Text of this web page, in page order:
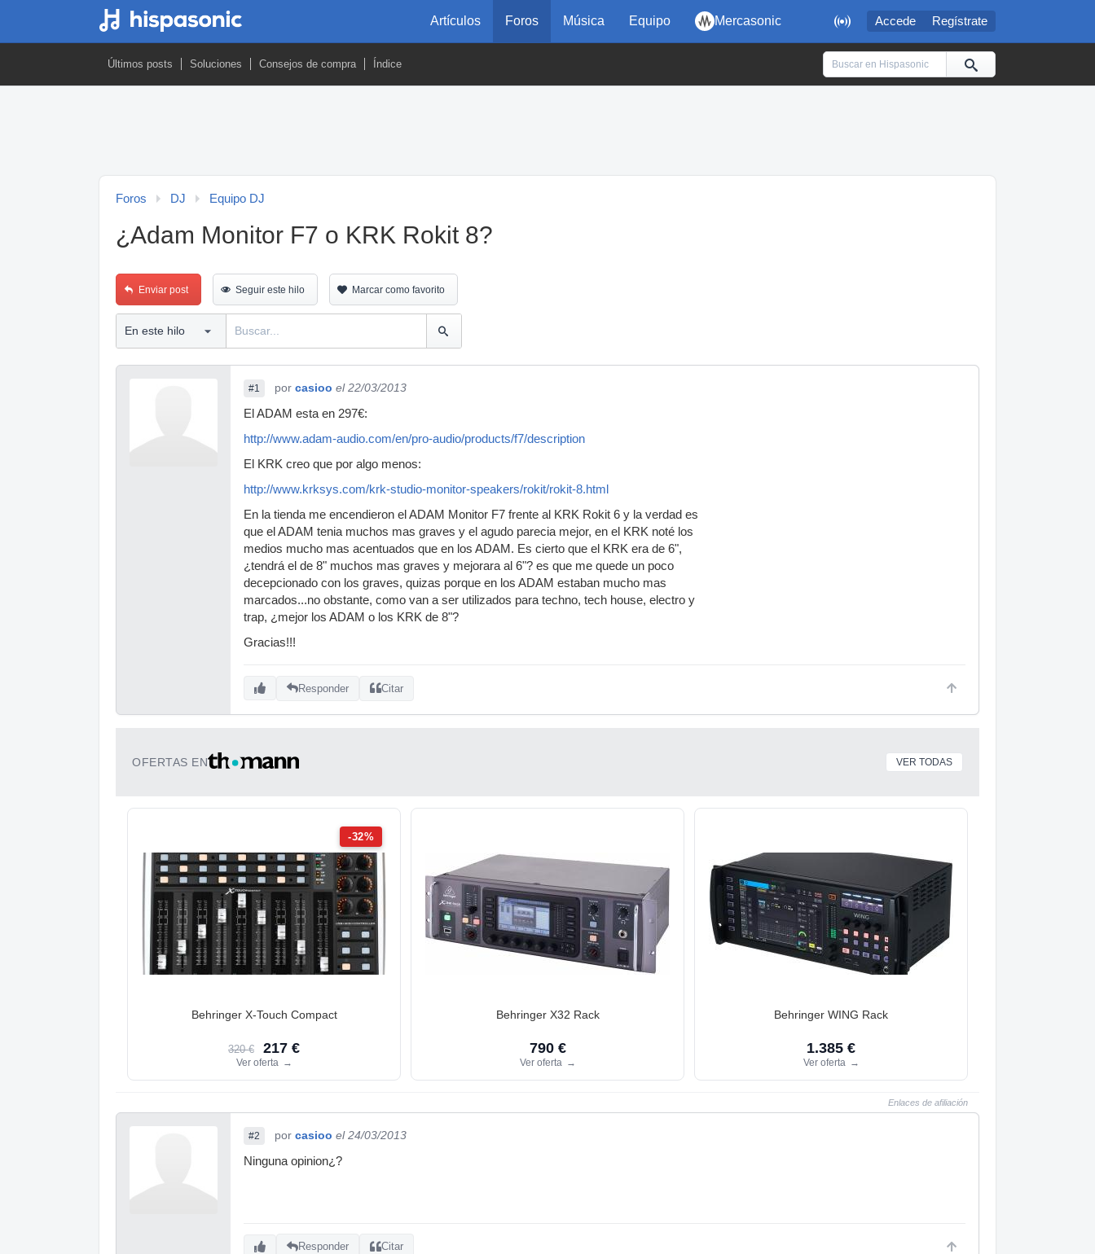
 Accede Regístrate
Artículos Foros Música Equipo Mercasonic
Últimos posts Soluciones Consejos de compra Índice
Foros DJ Equipo DJ
¿Adam Monitor F7 o KRK Rokit 8?
Enviar post Seguir este hilo Marcar como favorito
#1 por casioo el 22/03/2013
El ADAM esta en 297€:
http://www.adam-audio.com/en/pro-audio/products/f7/description
El KRK creo que por algo menos:
http://www.krksys.com/krk-studio-monitor-speakers/rokit/rokit-8.html
En la tienda me encendieron el ADAM Monitor F7 frente al KRK Rokit 6 y la verdad es
que el ADAM tenia muchos mas graves y el agudo parecia mejor, en el KRK noté los
medios mucho mas acentuados que en los ADAM. Es cierto que el KRK era de 6",
¿tendrá el de 8" muchos mas graves y mejorara al 6"? es que me quede un poco
decepcionado con los graves, quizas porque en los ADAM estaban mucho mas
marcados...no obstante, como van a ser utilizados para techno, tech house, electro y
trap, ¿mejor los ADAM o los KRK de 8"?
Gracias!!!
Responder Citar
OFERTAS EN VER TODAS
-32%
Behringer X-Touch Compact
320 € 217 €
Ver oferta →
Behringer X32 Rack
790 €
Ver oferta →
Behringer WING Rack
1.385 €
Ver oferta →
Enlaces de afiliación
#2 por casioo el 24/03/2013
Ninguna opinion¿?
Responder Citar